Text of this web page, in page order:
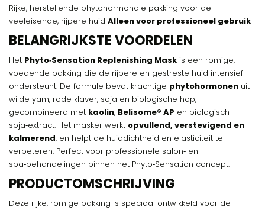
Rijke, herstellende phytohormonale pakking voor de
veeleisende, rijpere huid Alleen voor professioneel gebruik
BELANGRIJKSTE VOORDELEN
Het Phyto‑Sensation Replenishing Mask is een romige,
voedende pakking die de rijpere en gestreste huid intensief
ondersteunt. De formule bevat krachtige phytohormonen uit
wilde yam, rode klaver, soja en biologische hop,
gecombineerd met kaolin, Belisome® AP en biologisch
soja‑extract. Het masker werkt opvullend, verstevigend en
kalmerend, en helpt de huiddichtheid en elasticiteit te
verbeteren. Perfect voor professionele salon‑ en
spa‑behandelingen binnen het Phyto‑Sensation concept.
PRODUCTOMSCHRIJVING
Deze rijke, romige pakking is speciaal ontwikkeld voor de